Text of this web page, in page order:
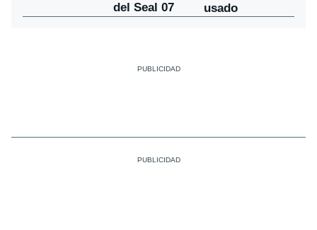
del Seal 07
usado